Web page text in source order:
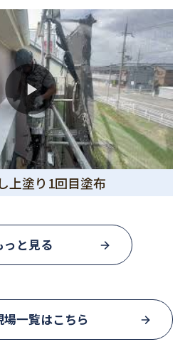
上塗り1回目塗布
っと見る
一覧はこちら